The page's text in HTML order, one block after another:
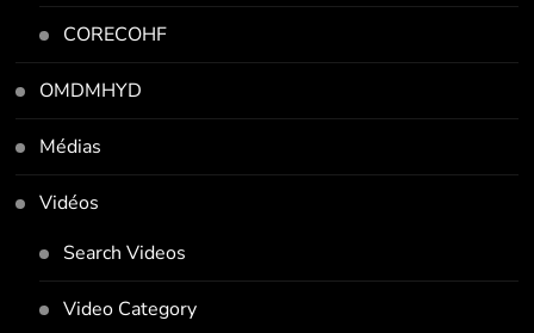
CORECOHF
OMDMHYD
Médias
Vidéos
Search Videos
Video Category